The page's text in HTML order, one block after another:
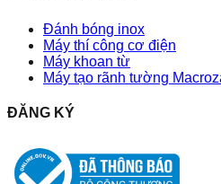
Đánh bóng inox
Máy thí công cơ điện
Máy khoan từ
Máy tạo rãnh tường
ĐĂNG KÝ